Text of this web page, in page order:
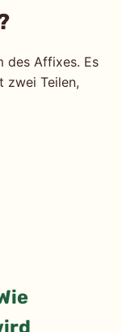
des Affixes. Es
zwei Teilen,